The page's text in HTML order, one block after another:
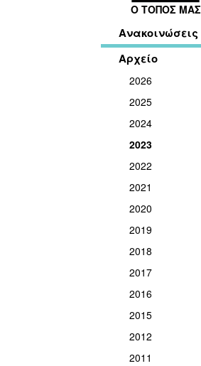
Ο ΤΟΠΟΣ ΜΑΣ
Ανακοινώσεις
Αρχείο
2026
2025
2024
2023
2022
2021
2020
2019
2018
2017
2016
2015
2012
2011